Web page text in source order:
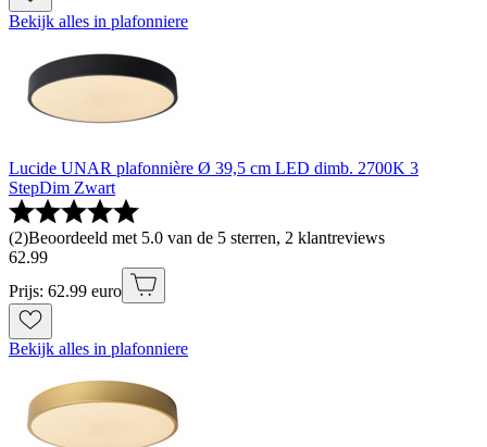
Bekijk alles in plafonniere
Lucide UNAR plafonnière Ø 39,5 cm LED dimb. 2700K 3
StepDim Zwart
(2)Beoordeeld met 5.0 van de 5 sterren, 2 klantreviews
62.99
Prijs: 62.99 euro
Bekijk alles in plafonniere